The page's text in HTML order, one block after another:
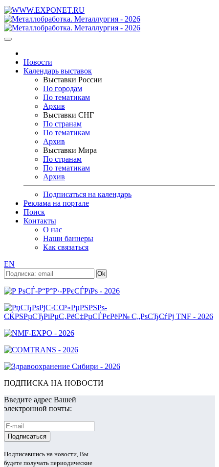
Новости
Календарь выставок
Выставки России
По городам
По тематикам
Архив
Выставки СНГ
По странам
По тематикам
Архив
Выставки Мира
По странам
По тематикам
Архив
Подписаться на календарь
Реклама на портале
Поиск
Контакты
О нас
Наши баннеры
Как связаться
EN
ПОДПИСКА НА НОВОСТИ
Введите адрес Вашей
электронной почты:
Подписавшись на новости, Вы
будете получать периодические